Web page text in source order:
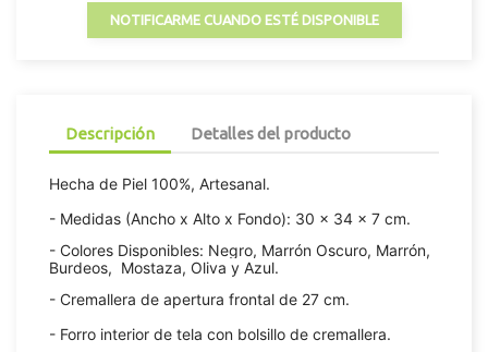
NOTIFICARME CUANDO ESTÉ DISPONIBLE
Descripción Detalles del producto
Hecha de Piel 100%, Artesanal.
- Medidas (Ancho x Alto x Fondo): 30 x 34 x 7 cm.
- Colores Disponibles: Negro, Marrón Oscuro, Marrón,
Burdeos, Mostaza, Oliva y Azul.
- Cremallera de apertura frontal de 27 cm.
- Forro interior de tela con bolsillo de cremallera.